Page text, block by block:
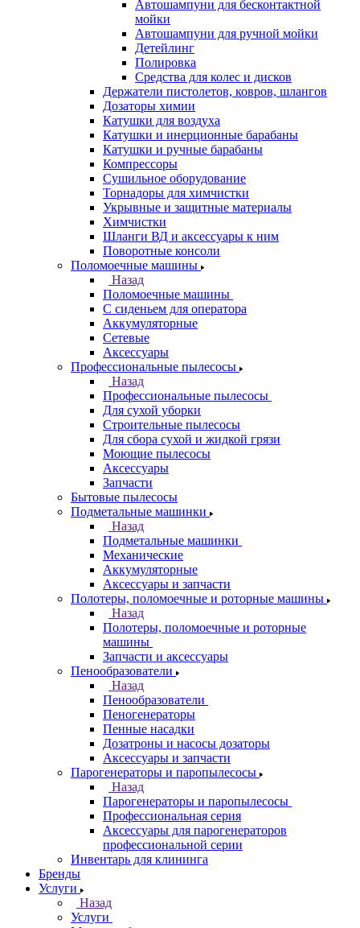
Автошампуни для бесконтактной
мойки
Автошампуни для ручной мойки
Детейлинг
Полировка
Средства для колес и дисков
Держатели пистолетов, ковров, шлангов
Дозаторы химии
Катушки для воздуха
Катушки и инерционные барабаны
Катушки и ручные барабаны
Компрессоры
Сушильное оборудование
Торнадоры для химчистки
Укрывные и защитные материалы
Химчистки
Шланги ВД и аксессуары к ним
Поворотные консоли
Поломоечные машины
Назад
Поломоечные машины
С сиденьем для оператора
Аккумуляторные
Сетевые
Аксессуары
Профессиональные пылесосы
Назад
Профессиональные пылесосы
Для сухой уборки
Строительные пылесосы
Для сбора сухой и жидкой грязи
Моющие пылесосы
Аксессуары
Запчасти
Бытовые пылесосы
Подметальные машинки
Назад
Подметальные машинки
Механические
Аккумуляторные
Аксессуары и запчасти
Полотеры, поломоечные и роторные машины
Назад
Полотеры, поломоечные и роторные
машины
Запчасти и аксессуары
Пенообразователи
Назад
Пенообразователи
Пеногенераторы
Пенные насадки
Дозатроны и насосы дозаторы
Аксессуары и запчасти
Парогенераторы и паропылесосы
Назад
Парогенераторы и паропылесосы
Профессиональная серия
Аксессуары для парогенераторов
профессиональной серии
Инвентарь для клининга
Бренды
Услуги
Назад
Услуги